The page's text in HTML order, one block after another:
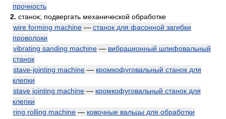
прочность
2. станок; подвергать механической обработке
wire forming machine — станок для фасонной загибки
проволоки
vibrating sanding machine — вибрационный шлифовальный
станок
stave-jointing machine — кромкофуговальный станок для
клепки
stave jointing machine — кромкофуговальный станок для
клепки
ring rolling machine — ковочные вальцы для обработки